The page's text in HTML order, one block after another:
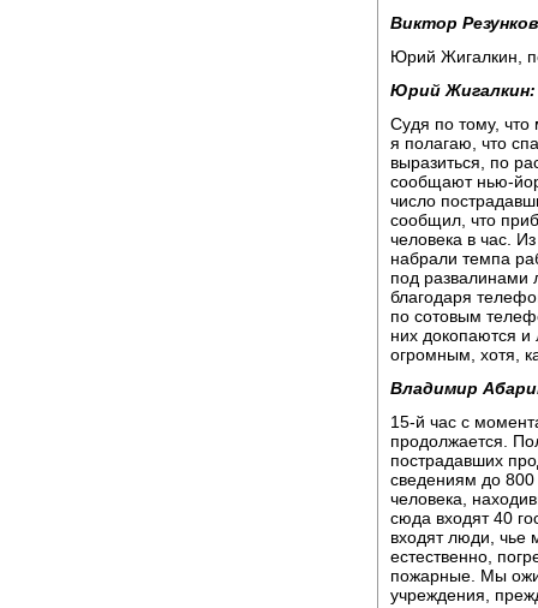
Виктор
Юрий Жигалкин,
Юрий Жигалкин:
Судя по тому,
я полагаю, что
выразиться, по
сообщают нью-
число
сообщил, что
человека в час.
набрали темпа
под развалинами
благодаря
по сотовым
них докопаются и
огромным, хотя,
Владимир
15-й час с
продолжается.
пострадавших
сведениям до
человека,
сюда входят 40
входят люди, чье
естественно,
пожарные. Мы
учреждения,